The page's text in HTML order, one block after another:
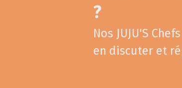
?
Nos JUJU'S
en discuter et